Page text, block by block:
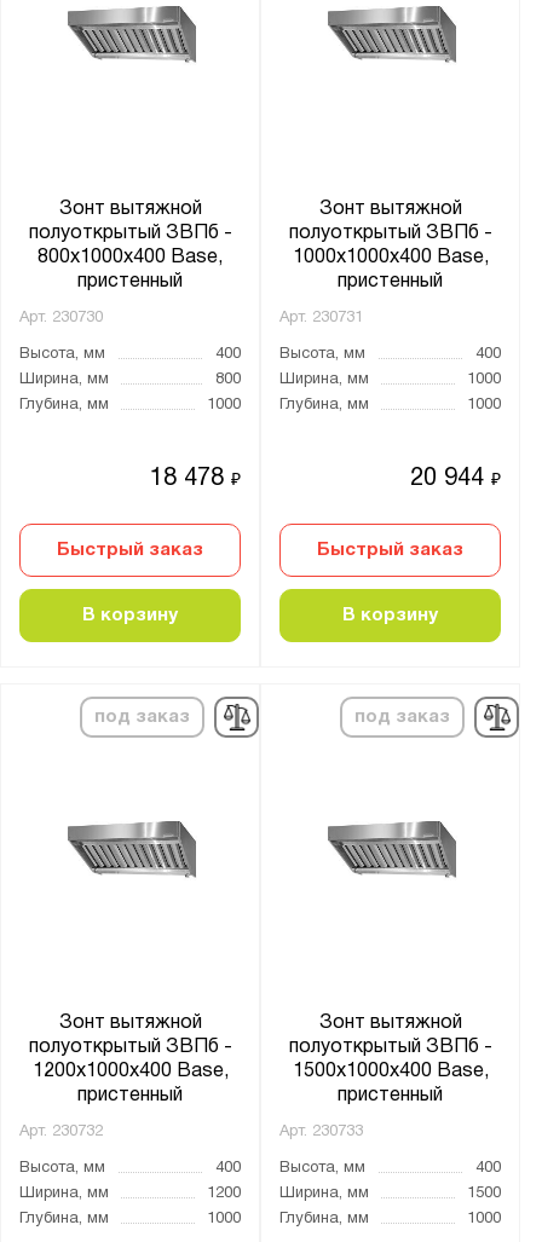
Зонт вытяжной
полуоткрытый ЗВПб -
800x1000x400 Base,
пристенный
Арт. 230730
Высота, мм
400
Ширина, мм
800
Глубина, мм
1000
18 478₽
Быстрый заказ
В корзину
Зонт вытяжной
полуоткрытый ЗВПб -
1000x1000x400 Base,
пристенный
Арт. 230731
Высота, мм
400
Ширина, мм
1000
Глубина, мм
1000
20 944₽
Быстрый заказ
В корзину
под заказ
Зонт вытяжной
полуоткрытый ЗВПб -
1200x1000x400 Base,
пристенный
Арт. 230732
Высота, мм
400
Ширина, мм
1200
Глубина, мм
1000
под заказ
Зонт вытяжной
полуоткрытый ЗВПб -
1500x1000x400 Base,
пристенный
Арт. 230733
Высота, мм
400
Ширина, мм
1500
Глубина, мм
1000